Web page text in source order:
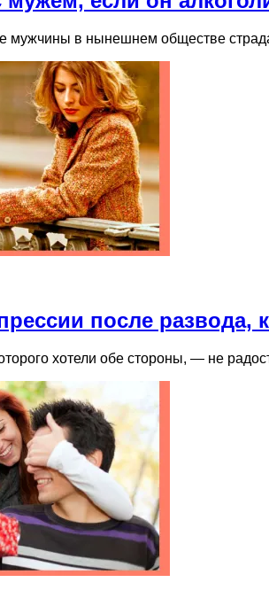
мужчины в нынешнем обществе
после развода,
хотели обе стороны, — не